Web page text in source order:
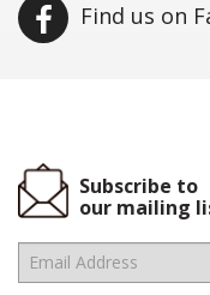
Find us on
Subscribe to
our mailing